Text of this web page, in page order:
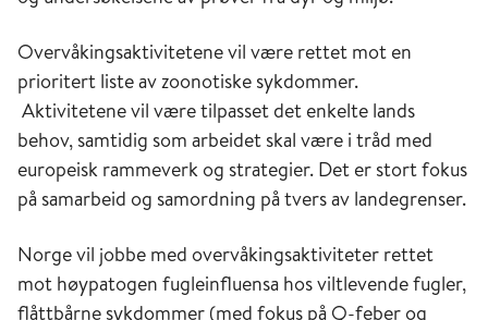
Overvåkingsaktivitetene vil være rettet mot en
prioritert liste av zoonotiske sykdommer.
Aktivitetene vil være tilpasset det enkelte lands
behov, samtidig som arbeidet skal være i tråd med
europeisk rammeverk og strategier. Det er stort fokus
på samarbeid og samordning på tvers av landegrenser.
Norge vil jobbe med overvåkingsaktiviteter rettet
mot høypatogen fugleinfluensa hos viltlevende fugler,
flåttbårne sykdommer (med fokus på Q-feber og